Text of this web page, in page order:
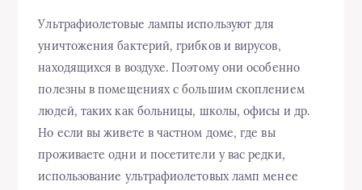
Ультрафиолетовые лампы используют для
уничтожения бактерий, грибков и вирусов,
находящихся в воздухе. Поэтому они особенно
полезны в помещениях с большим скоплением
людей, таких как больницы, школы, офисы и др.
Но если вы живете в частном доме, где вы
проживаете одни и посетители у вас редки,
использование ультрафиолетовых ламп менее